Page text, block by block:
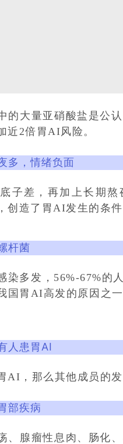
的大量亚硝酸盐是公
近2倍胃AI风险。
多，情绪负面
子差，再加上长期
创造了胃AI发生的条件
杆菌
染多发，56%-67%的
国胃AI高发的原因之
人患胃AI
AI，那么其他成员的发
部疾病
、腺瘤性息肉、肠化